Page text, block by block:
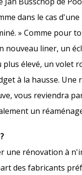
dans le cas
» Comme pour
nouveau liner, un
plus élevé, un volet
à la hausse.
vous reviendra
un
une rénovation à
des fabricants